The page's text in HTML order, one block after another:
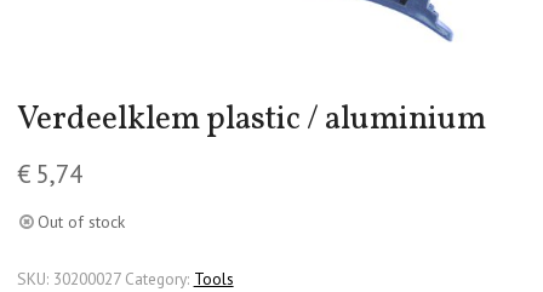
Verdeelklem plastic / aluminium
€5,74
Out of stock
SKU: 30200027 Category: Tools